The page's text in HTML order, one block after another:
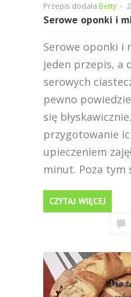
Przepis dodała Betty -
Serowe oponki i
Serowe oponki i
jeden przepis, a
serowych
pewno
się
przygotowanie
upieczeniem
minut. Poza tym
CZYTAJ WIĘCEJ